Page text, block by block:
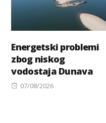
Energetski problemi
zbog niskog
vodostaja Dunava
Posted
07/08/2026